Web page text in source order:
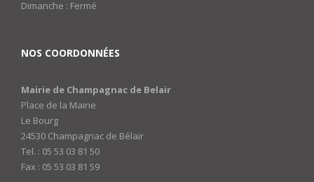
Dimanche : Fermé
NOS COORDONNÉES
Mairie de Champagnac de Belair
Place de la Mairie
Le Bourg
24530 Champagnac de Bélair
Tel. : 05 53 03 81 50
Fax : 05 53 03 81 59